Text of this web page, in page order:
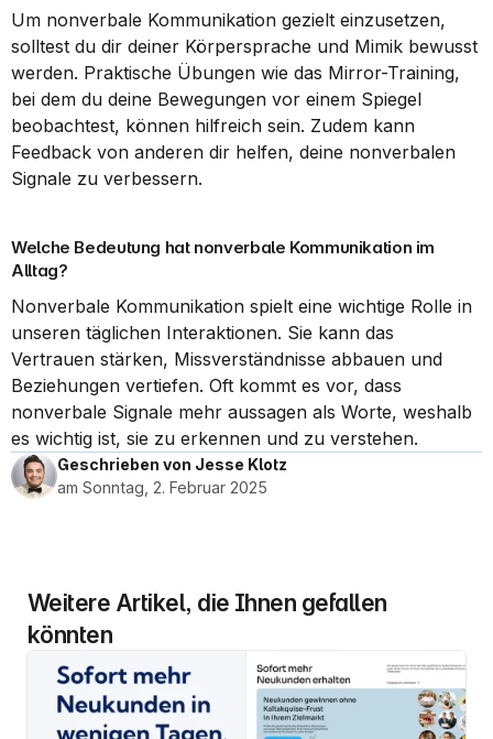
Um nonverbale Kommunikation gezielt einzusetzen,
solltest du dir deiner Körpersprache und Mimik bewusst
werden. Praktische Übungen wie das Mirror-Training,
bei dem du deine Bewegungen vor einem Spiegel
beobachtest, können hilfreich sein. Zudem kann
Feedback von anderen dir helfen, deine nonverbalen
Signale zu verbessern.
Welche Bedeutung hat nonverbale Kommunikation im
Alltag?
Nonverbale Kommunikation spielt eine wichtige Rolle in
unseren täglichen Interaktionen. Sie kann das
Vertrauen stärken, Missverständnisse abbauen und
Beziehungen vertiefen. Oft kommt es vor, dass
nonverbale Signale mehr aussagen als Worte, weshalb
es wichtig ist, sie zu erkennen und zu verstehen.
Geschrieben von Jesse Klotz
am Sonntag, 2. Februar 2025
Weitere Artikel, die Ihnen gefallen
könnten